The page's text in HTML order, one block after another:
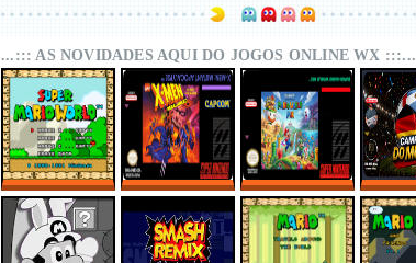
...::: AS NOVIDADES AQUI DO JOGOS ONLINE WX :::...
SUPER MARIO
WORLD SA-1
ONLINE
X-MEN – MUTANT
REBALANCED
ONLINE
SUPER MARIO
WORLD MIX ONLINE